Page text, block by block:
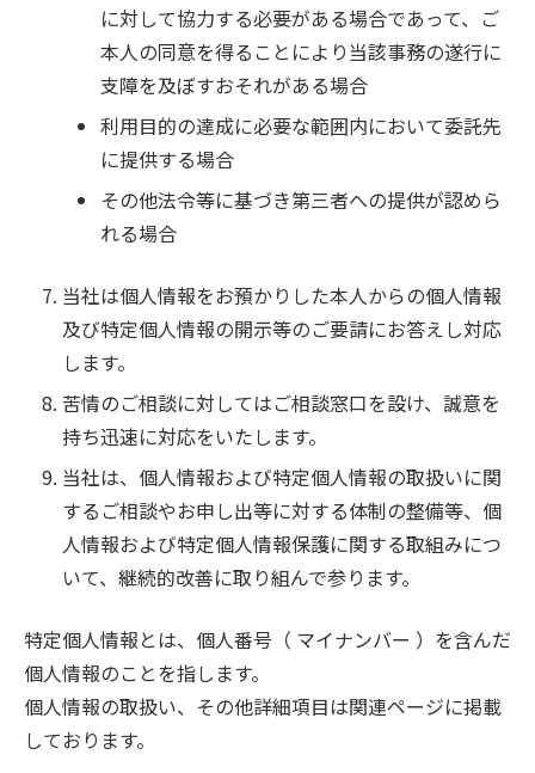
に対して協力する必要がある場合であって、ご
本人の同意を得ることにより当該事務の遂行に
支障を及ぼすおそれがある場合
利用目的の達成に必要な範囲内において委託先
に提供する場合
その他法令等に基づき第三者への提供が認めら
れる場合
当社は個人情報をお預かりした本人からの個人情報
及び特定個人情報の開示等のご要請にお答えし対応
します。
苦情のご相談に対してはご相談窓口を設け、誠意を
持ち迅速に対応をいたします。
当社は、個人情報および特定個人情報の取扱いに関
するご相談やお申し出等に対する体制の整備等、個
人情報および特定個人情報保護に関する取組みにつ
いて、継続的改善に取り組んで参ります。
特定個人情報とは、個人番号（ マイナンバー ）を含んだ
個人情報のことを指します。
個人情報の取扱い、その他詳細項目は関連ページに掲載
しております。